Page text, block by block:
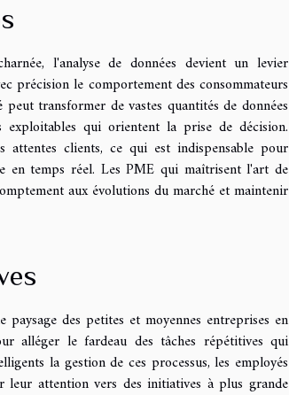
l'analyse de données devient un levier
précision le comportement des consommateurs
transformer de vastes quantités de données
qui orientent la prise de décision.
attentes clients, ce qui est indispensable pour
en temps réel. Les PME qui maîtrisent l'art de
aux évolutions du marché et maintenir
des petites et moyennes entreprises en
alléger le fardeau des tâches répétitives qui
la gestion de ces processus, les employés
attention vers des initiatives à plus grande